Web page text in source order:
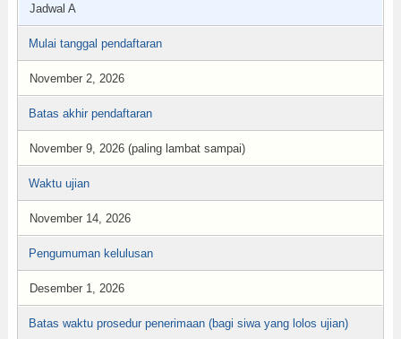
Jadwal A
Mulai tanggal pendaftaran
November 2, 2026
Batas akhir pendaftaran
November 9, 2026 (paling lambat sampai)
Waktu ujian
November 14, 2026
Pengumuman kelulusan
Desember 1, 2026
Batas waktu prosedur penerimaan (bagi siwa yang lolos ujian)